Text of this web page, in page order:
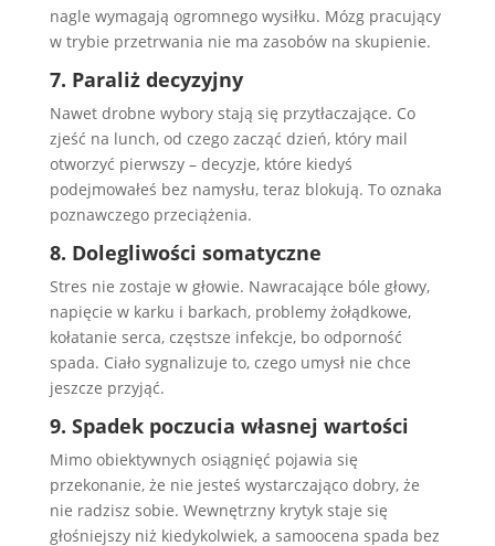
nagle wymagają ogromnego wysiłku. Mózg pracujący
w trybie przetrwania nie ma zasobów na skupienie.
7. Paraliż decyzyjny
Nawet drobne wybory stają się przytłaczające. Co
zjeść na lunch, od czego zacząć dzień, który mail
otworzyć pierwszy – decyzje, które kiedyś
podejmowałeś bez namysłu, teraz blokują. To oznaka
poznawczego przeciążenia.
8. Dolegliwości somatyczne
Stres nie zostaje w głowie. Nawracające bóle głowy,
napięcie w karku i barkach, problemy żołądkowe,
kołatanie serca, częstsze infekcje, bo odporność
spada. Ciało sygnalizuje to, czego umysł nie chce
jeszcze przyjąć.
9. Spadek poczucia własnej wartości
Mimo obiektywnych osiągnięć pojawia się
przekonanie, że nie jesteś wystarczająco dobry, że
nie radzisz sobie. Wewnętrzny krytyk staje się
głośniejszy niż kiedykolwiek, a samoocena spada bez